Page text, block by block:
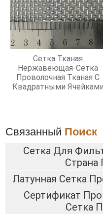
Сетка Тканая
Нержавеющая-Сетка
Проволочная Тканая С
Квадратными Ячейками
Связанный Поиск
Сетка Для
Страна
Латунная Сетка
Сертификат
Сетка